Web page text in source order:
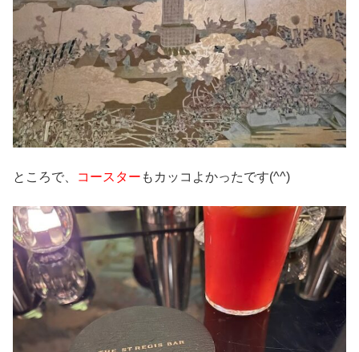
ところで、 コースター もカッコよかったです(^^)